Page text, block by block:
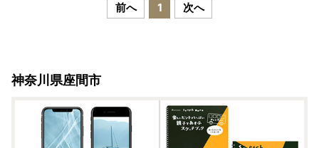
前へ 1 次へ
神奈川県座間市